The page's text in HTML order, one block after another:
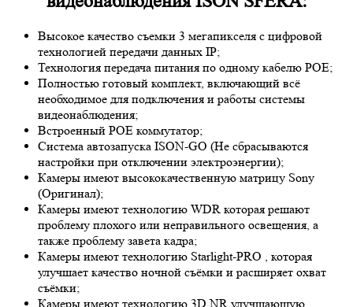
Высокое качество съемки 3 мегапикселя с цифровой
технологией передачи данных IP;
Технология передача питания по одному кабелю POE;
Полностью готовый комплект, включающий всё
необходимое для подключения и работы системы
видеонаблюдения;
Встроенный POE коммутатор;
Система автозапуска ISON-GO (Не сбрасываются
настройки при отключении электроэнергии);
Камеры имеют высококачественную матрицу Sony
(Оригинал);
Камеры имеют технологию WDR которая решают
проблему плохого или неправильного освещения, а
также проблему завета кадра;
Камеры имеют технологию Starlight-PRO , которая
улучшает качество ночной съёмки и расширяет охват
съёмки;
Камеры имеют технологию 3D NR улучшающую